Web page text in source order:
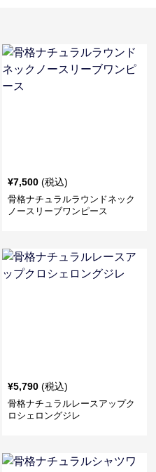
¥7,500 (税込)
骨格ナチュラルラウンドネック
ノースリーブワンピース
¥5,790 (税込)
骨格ナチュラルレースアップク
ロシェロングジレ